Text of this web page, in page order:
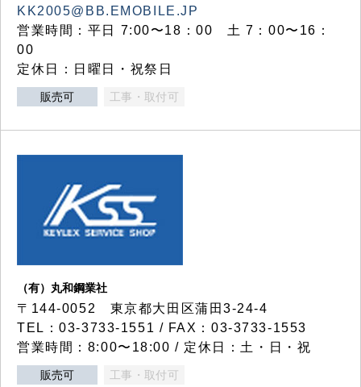
KK2005@BB.EMOBILE.JP
営業時間：平日 7:00〜18：00 土 7：00〜16：
00
定休日：日曜日・祝祭日
販売可 工事・取付可
（有）丸和鋼業社
〒144-0052 東京都大田区蒲田3-24-4
TEL：03-3733-1551 / FAX：03-3733-1553
営業時間：8:00〜18:00 / 定休日：土・日・祝
販売可 工事・取付可